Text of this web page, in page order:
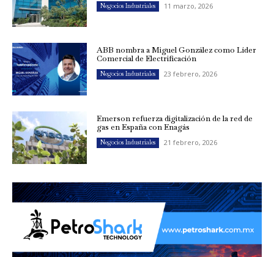
Negocios Industriales 11 marzo, 2026
ABB nombra a Miguel González como Líder
Comercial de Electrificación
Negocios Industriales 23 febrero, 2026
Emerson refuerza digitalización de la red de
gas en España con Enagás
Negocios Industriales 21 febrero, 2026